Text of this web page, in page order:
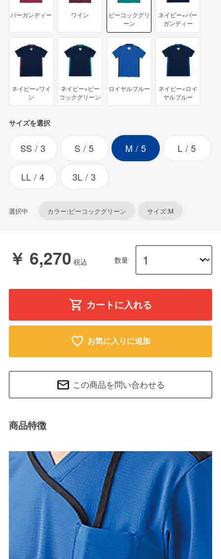
バーガンディー ワイン
ピーコックグリ
ーン
ネイビー×バー
ガンディー
ネイビー×ワイ
ン
ネイビー×ピー
コックグリーン
ロイヤルブルー
ネイビー×ロイ
ヤルブルー
サイズを選択
SS 3 S 5 M 5 L 5
LL 4 3L 3
選択中 カラー:ピーコックグリーン サイズ:M
￥ 6,270 数量
カートに入れる
お気に入りに追加
この商品を問い合わせる
商品特徴